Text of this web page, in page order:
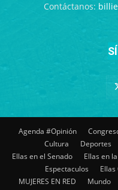
Contáctanos:
Agenda #Opinión
Cultura
Deportes
Ellas en el Senado
Ellas en
Espectaculos
MUJERES EN RED
Mundo